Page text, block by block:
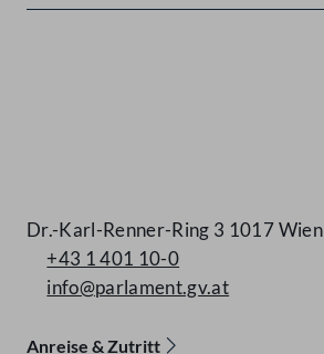
Dr.-Karl-Renner-Ring 3 1017 Wien
+43 1 401 10-0
info@parlament.gv.at
Anreise & Zutritt